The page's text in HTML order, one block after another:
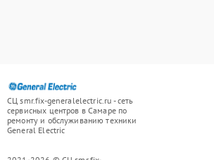
СЦ smr.fix-generalelectric.ru - сеть
сервисных центров в Самаре по
ремонту и обслуживанию техники
General Electric